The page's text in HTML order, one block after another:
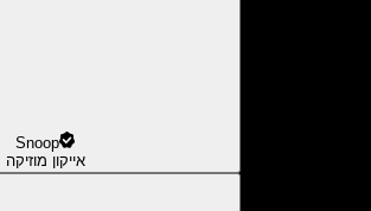
Snoop
אייקון מוזיקה